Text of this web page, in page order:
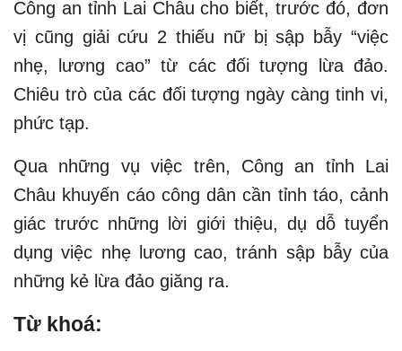
Công an tỉnh Lai Châu cho biết, trước đó, đơn
vị cũng giải cứu 2 thiếu nữ bị sập bẫy “việc
nhẹ, lương cao” từ các đối tượng lừa đảo.
Chiêu trò của các đối tượng ngày càng tinh vi,
phức tạp.
Qua những vụ việc trên, Công an tỉnh Lai
Châu khuyến cáo công dân cần tỉnh táo, cảnh
giác trước những lời giới thiệu, dụ dỗ tuyển
dụng việc nhẹ lương cao, tránh sập bẫy của
những kẻ lừa đảo giăng ra.
Từ khoá: